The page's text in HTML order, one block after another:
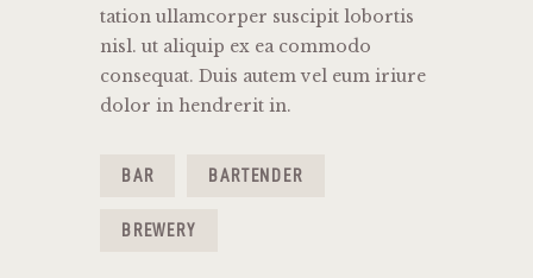
tation ullamcorper suscipit lobortis
nisl. ut aliquip ex ea commodo
consequat. Duis autem vel eum iriure
dolor in hendrerit in.
BAR BARTENDER
BREWERY